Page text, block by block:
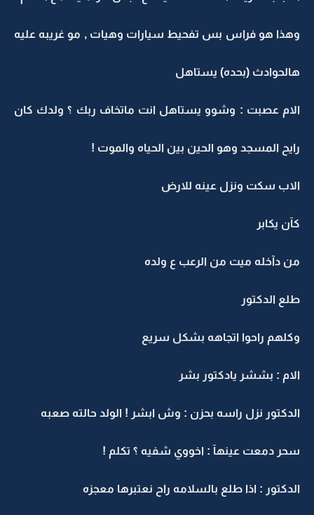
وهذا هو فراس بس تفحيط سيارات وهيات , مو غريبه عليه
هالحوادث (بحده) يستاهل
الام عصبت : وشوو يستاهل انت ماتخاف ربك ؟ ولدك كان
رايح المسجد وهو الحين بين الحياه والموت !
الاب سكت ونزل عينه للارض
كآن يكابر
من دآخله ميت من الرعب ع ولده
طلع الدكتور
وكلهم راحوا اتجاهه بشكل سريع
الام : بششر يادكتور بشر
الدكتور نزل راسه بحزن : وش ابشر ! الولد حالته صعبه
سحر دمعت عينهآ : اخووي شفيه ؟ تكلم !
الدكتور : اذا طلع بالسلامه راح نعتبرها معجزه